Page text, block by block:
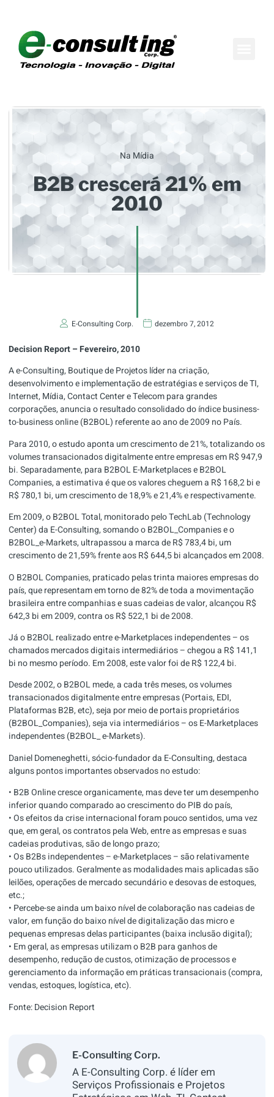
Na Mídia
B2B crescerá 21% em
2010
E-Consulting Corp. dezembro 7, 2012
Decision Report – Fevereiro, 2010
A e-Consulting, Boutique de Projetos líder na criação,
desenvolvimento e implementação de estratégias e serviços de TI,
Internet, Mídia, Contact Center e Telecom para grandes
corporações, anuncia o resultado consolidado do índice business-
to-business online (B2BOL) referente ao ano de 2009 no País.
Para 2010, o estudo aponta um crescimento de 21%, totalizando os
volumes transacionados digitalmente entre empresas em R$ 947,9
bi. Separadamente, para B2BOL E-Marketplaces e B2BOL
Companies, a estimativa é que os valores cheguem a R$ 168,2 bi e
R$ 780,1 bi, um crescimento de 18,9% e 21,4% e respectivamente.
Em 2009, o B2BOL Total, monitorado pelo TechLab (Technology
Center) da E-Consulting, somando o B2BOL_Companies e o
B2BOL_e-Markets, ultrapassou a marca de R$ 783,4 bi, um
crescimento de 21,59% frente aos R$ 644,5 bi alcançados em 2008.
O B2BOL Companies, praticado pelas trinta maiores empresas do
país, que representam em torno de 82% de toda a movimentação
brasileira entre companhias e suas cadeias de valor, alcançou R$
642,3 bi em 2009, contra os R$ 522,1 bi de 2008.
Já o B2BOL realizado entre e-Marketplaces independentes – os
chamados mercados digitais intermediários – chegou a R$ 141,1
bi no mesmo período. Em 2008, este valor foi de R$ 122,4 bi.
Desde 2002, o B2BOL mede, a cada três meses, os volumes
transacionados digitalmente entre empresas (Portais, EDI,
Plataformas B2B, etc), seja por meio de portais proprietários
(B2BOL_Companies), seja via intermediários – os E-Marketplaces
independentes (B2BOL_ e-Markets).
Daniel Domeneghetti, sócio-fundador da E-Consulting, destaca
alguns pontos importantes observados no estudo:
• B2B Online cresce organicamente, mas deve ter um desempenho
inferior quando comparado ao crescimento do PIB do país,
• Os efeitos da crise internacional foram pouco sentidos, uma vez
que, em geral, os contratos pela Web, entre as empresas e suas
cadeias produtivas, são de longo prazo;
• Os B2Bs independentes – e-Marketplaces – são relativamente
pouco utilizados. Geralmente as modalidades mais aplicadas são
leilões, operações de mercado secundário e desovas de estoques,
etc.;
• Percebe-se ainda um baixo nível de colaboração nas cadeias de
valor, em função do baixo nível de digitalização das micro e
pequenas empresas delas participantes (baixa inclusão digital);
• Em geral, as empresas utilizam o B2B para ganhos de
desempenho, redução de custos, otimização de processos e
gerenciamento da informação em práticas transacionais (compra,
vendas, estoques, logística, etc).
Fonte:Decision Report
E-Consulting Corp.
A E-Consulting Corp. é líder em
Serviços Profissionais e Projetos